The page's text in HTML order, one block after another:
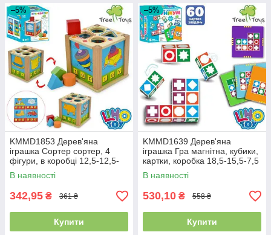
–5%
KMMD1853 Дерев'яна
іграшка Сортер сортер, 4
фігури, в коробці 12,5-12,5-
12 см
В наявності
342,95 ₴ 361 ₴
Купити
–5%
KMMD1639 Дерев'яна
іграшка Гра магнітна, кубики,
картки, коробка 18,5-15,5-7,5
см
В наявності
530,10 ₴ 558 ₴
Купити